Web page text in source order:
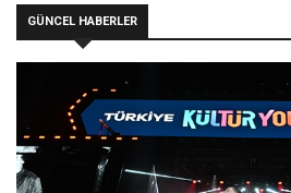
GÜNCEL HABERLER